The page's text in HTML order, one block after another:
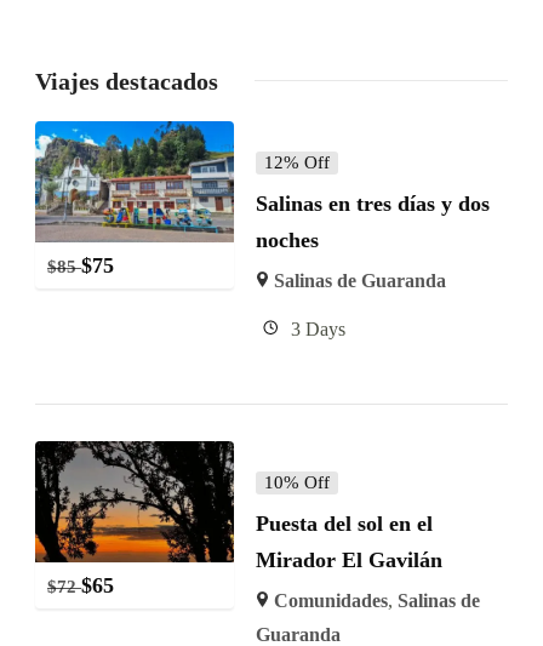
Viajes destacados
$85 $75
12% Off
Salinas en tres días y dos
noches
Salinas de Guaranda
3 Days
$72 $65
10% Off
Puesta del sol en el
Mirador El Gavilán
Comunidades, Salinas de
Guaranda